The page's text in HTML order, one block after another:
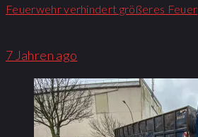
Feuerwehr verhindert größeres Feuer
7 Jahren ago